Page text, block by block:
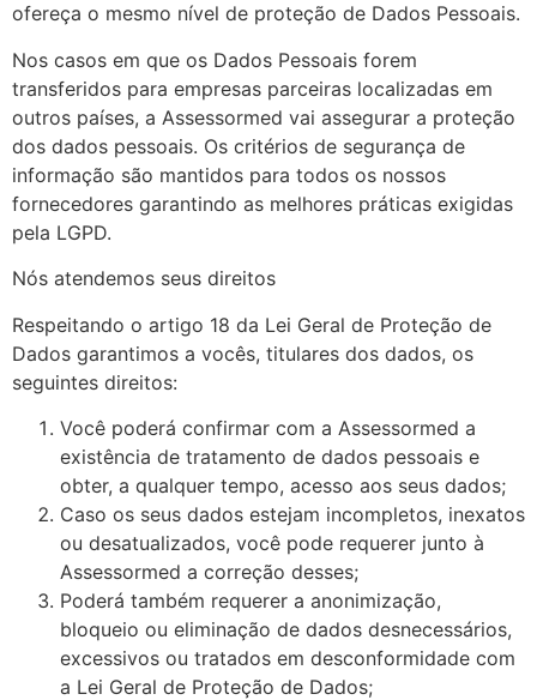
ofereça o mesmo nível de proteção de Dados Pessoais.
Nos casos em que os Dados Pessoais forem
transferidos para empresas parceiras localizadas em
outros países, a Assessormed vai assegurar a proteção
dos dados pessoais. Os critérios de segurança de
informação são mantidos para todos os nossos
fornecedores garantindo as melhores práticas exigidas
pela LGPD.
Nós atendemos seus direitos
Respeitando o artigo 18 da Lei Geral de Proteção de
Dados garantimos a vocês, titulares dos dados, os
seguintes direitos:
Você poderá confirmar com a Assessormed a
existência de tratamento de dados pessoais e
obter, a qualquer tempo, acesso aos seus dados;
Caso os seus dados estejam incompletos, inexatos
ou desatualizados, você pode requerer junto à
Assessormed a correção desses;
Poderá também requerer a anonimização,
bloqueio ou eliminação de dados desnecessários,
excessivos ou tratados em desconformidade com
a Lei Geral de Proteção de Dados;